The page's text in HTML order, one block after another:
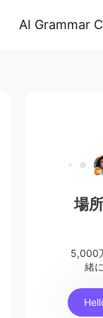
AI Grammar
場
5,000
緒